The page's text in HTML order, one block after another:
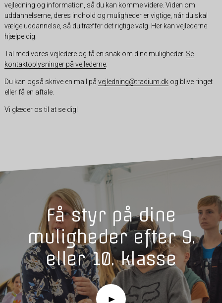
vejledning og information, så du kan komme videre. Viden om
uddannelserne, deres indhold og muligheder er vigtige, når du skal
vælge uddannelse, så du træffer det rigtige valg. Her kan vejlederne
hjælpe dig.
Tal med vores vejledere og få en snak om dine muligheder. Se
kontaktoplysninger på vejlederne.
Du kan også skrive en mail på vejledning@tradium.dkog blive ringet
eller få en aftale.
Vi glæder os til at se dig!
Få styr på dine
muligheder efter 9.
eller 10. klasse